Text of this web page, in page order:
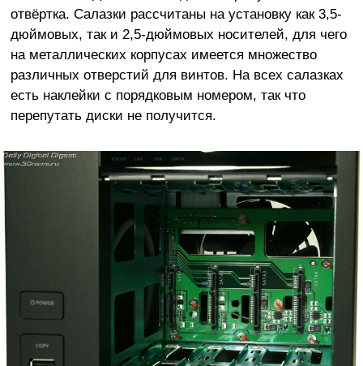
отвёртка. Салазки рассчитаны на установку как 3,5-
дюймовых, так и 2,5-дюймовых носителей, для чего
на металлических корпусах имеется множество
различных отверстий для винтов. На всех салазках
есть наклейки с порядковым номером, так что
перепутать диски не получится.